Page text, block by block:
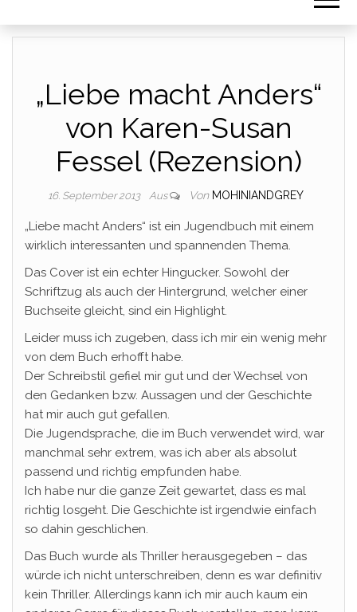
„Liebe macht Anders“
von Karen-Susan
Fessel (Rezension)
16. September 2013 Aus Von MOHINIANDGREY
„Liebe macht Anders“ ist ein Jugendbuch mit einem
wirklich interessanten und spannenden Thema.
Das Cover ist ein echter Hingucker. Sowohl der
Schriftzug als auch der Hintergrund, welcher einer
Buchseite gleicht, sind ein Highlight.
Leider muss ich zugeben, dass ich mir ein wenig mehr
von dem Buch erhofft habe.
Der Schreibstil gefiel mir gut und der Wechsel von
den Gedanken bzw. Aussagen und der Geschichte
hat mir auch gut gefallen.
Die Jugendsprache, die im Buch verwendet wird, war
manchmal sehr extrem, was ich aber als absolut
passend und richtig empfunden habe.
Ich habe nur die ganze Zeit gewartet, dass es mal
richtig losgeht. Die Geschichte ist irgendwie einfach
so dahin geschlichen.
Das Buch wurde als Thriller herausgegeben – das
würde ich nicht unterschreiben, denn es war definitiv
kein Thriller. Allerdings kann ich mir auch kaum ein